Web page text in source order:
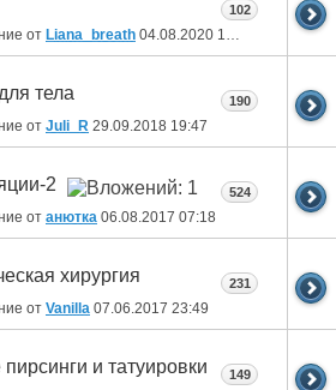
от Liana_breath 04.08.2020 18:21
102
тела
от Juli_R 29.09.2018 19:47
190
2
от анютка 06.08.2017 07:18
524
хирургия
от Vanilla 07.06.2017 23:49
231
и татуировки 149